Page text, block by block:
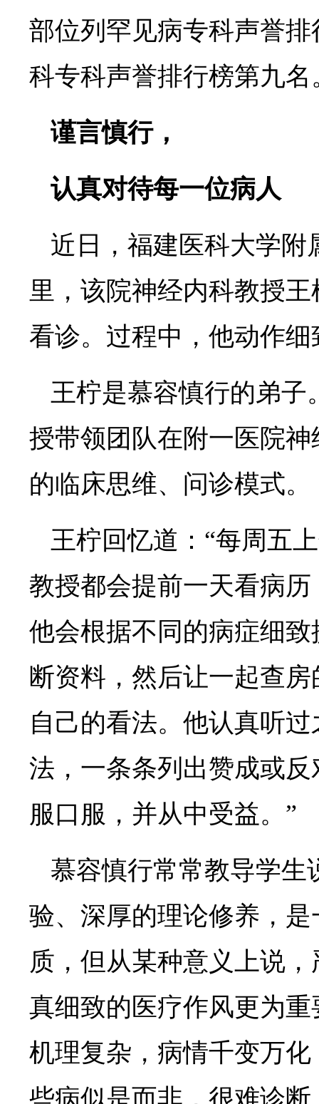
部位列罕见病专科声誉
科专科声誉排行榜第九名
谨言慎行，
认真对待每一位病人
近日，福建医科大学附
里，该院神经内科教授
看诊。过程中，他动作
王柠是慕容慎行的弟子
授带领团队在附一医院
的临床思维、问诊模式。
王柠回忆道：“每周五
教授都会提前一天看病
他会根据不同的病症细
断资料，然后让一起查
自己的看法。他认真听
法，一条条列出赞成或
服口服，并从中受益。”
慕容慎行常常教导学生
验、深厚的理论修养，
质，但从某种意义上说
真细致的医疗作风更为
机理复杂，病情千变万
些病似是而非，很难诊